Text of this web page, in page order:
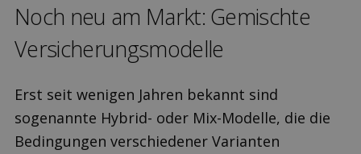
Noch neu am Markt: Gemischte
Versicherungs­modelle
Erst seit wenigen Jahren bekannt sind
sogenannte Hybrid- oder Mix-Modelle, die die
Bedingungen verschiedener Varianten